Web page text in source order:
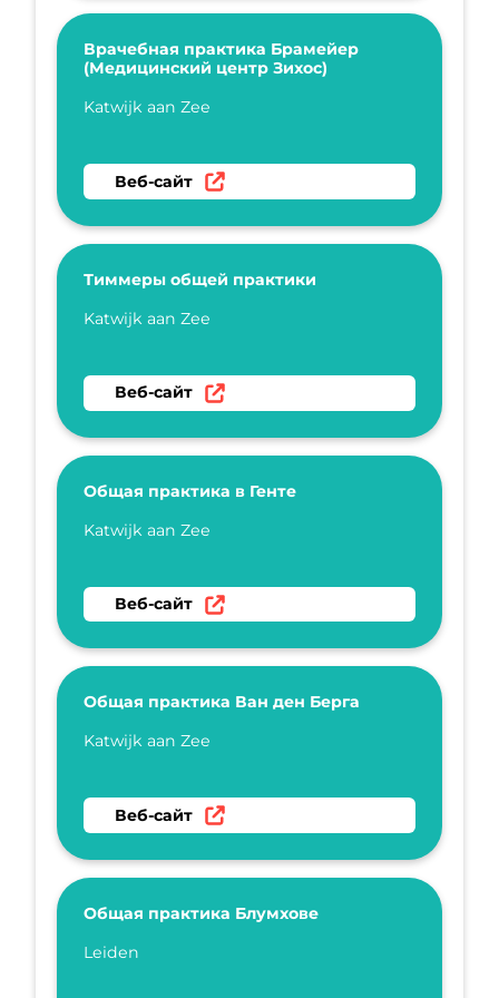
Врачебная практика Брамейер
(Медицинский центр Зихос)
Укажите имя
Katwijk aan Zee
Перейти на веб-сайт Врачебная практика
Веб-сайт
Тиммеры общей практики
Укажите имя
Katwijk aan Zee
Перейти на веб-сайт Тиммеры общей
Веб-сайт
Общая практика в Генте
Укажите имя
Katwijk aan Zee
Перейти на веб-сайт Общая практика в
Веб-сайт
Общая практика Ван ден Берга
Укажите имя
Katwijk aan Zee
Перейти на веб-сайт Общая практика Ван
Веб-сайт
Общая практика Блумхове
Укажите имя
Leiden